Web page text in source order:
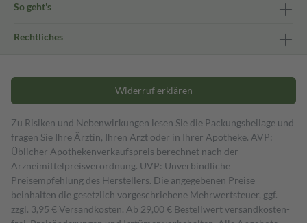
So geht's
Rechtliches
Widerruf erklären
Zu Risiken und Nebenwirkungen lesen Sie die Packungsbeilage und
fragen Sie Ihre Ärztin, Ihren Arzt oder in Ihrer Apotheke. AVP:
Üblicher Apothekenverkaufspreis berechnet nach der
Arzneimittelpreisverordnung. UVP: Unverbindliche
Preisempfehlung des Herstellers. Die angegebenen Preise
beinhalten die gesetzlich vorgeschriebene Mehrwertsteuer, ggf.
zzgl. 3,95 € Versandkosten. Ab 29,00 € Bestell­wert versand­kosten­